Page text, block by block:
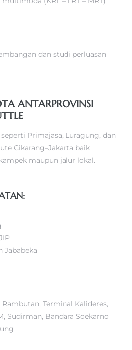
dan studi perluasan
ANTARPROVINSI
Primajasa, Luragung, dan
Cikarang–Jakarta baik
maupun jalur lokal.
Jababeka
Terminal Kalideres,
Sudirman, Bandara Soekarno